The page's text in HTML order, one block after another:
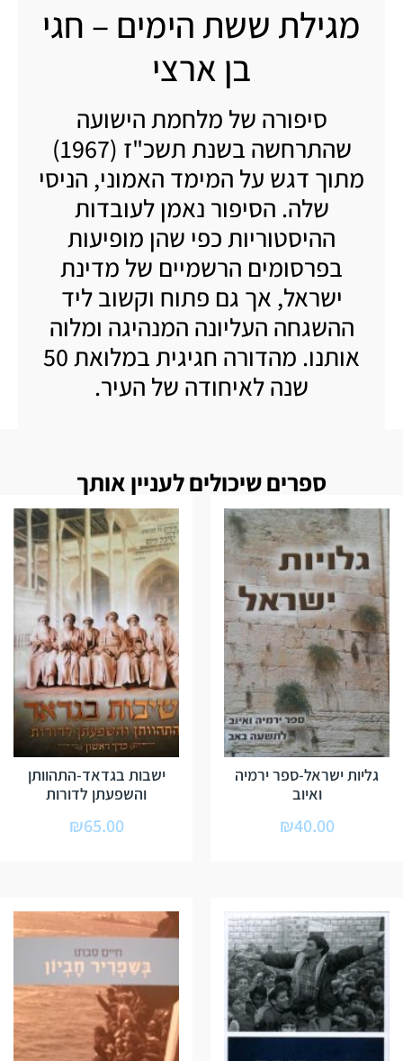
מגילת ששת הימים – חגי
בן ארצי
סיפורה של מלחמת הישועה
שהתרחשה בשנת תשכ"ז (1967)
מתוך דגש על המימד האמוני, הניסי
שלה. הסיפור נאמן לעובדות
ההיסטוריות כפי שהן מופיעות
בפרסומים הרשמיים של מדינת
ישראל, אך גם פתוח וקשוב ליד
ההשגחה העליונה המנהיגה ומלוה
אותנו. מהדורה חגיגית במלואת 50
שנה לאיחודה של העיר.
ספרים שיכולים לעניין אותך
גליות ישראל-ספר ירמיה
ואיוב
₪40.00
ישבות בגדאד-התהוותן
והשפעתן לדורות
₪65.00